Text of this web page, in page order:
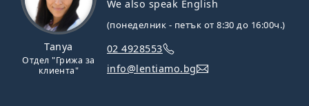
Tanya
Отдел "Грижа за
клиента"
We also speak English
(понеделник - петък от 8:30 до 16:00ч.)
02 4928553
info@lentiamo.bg